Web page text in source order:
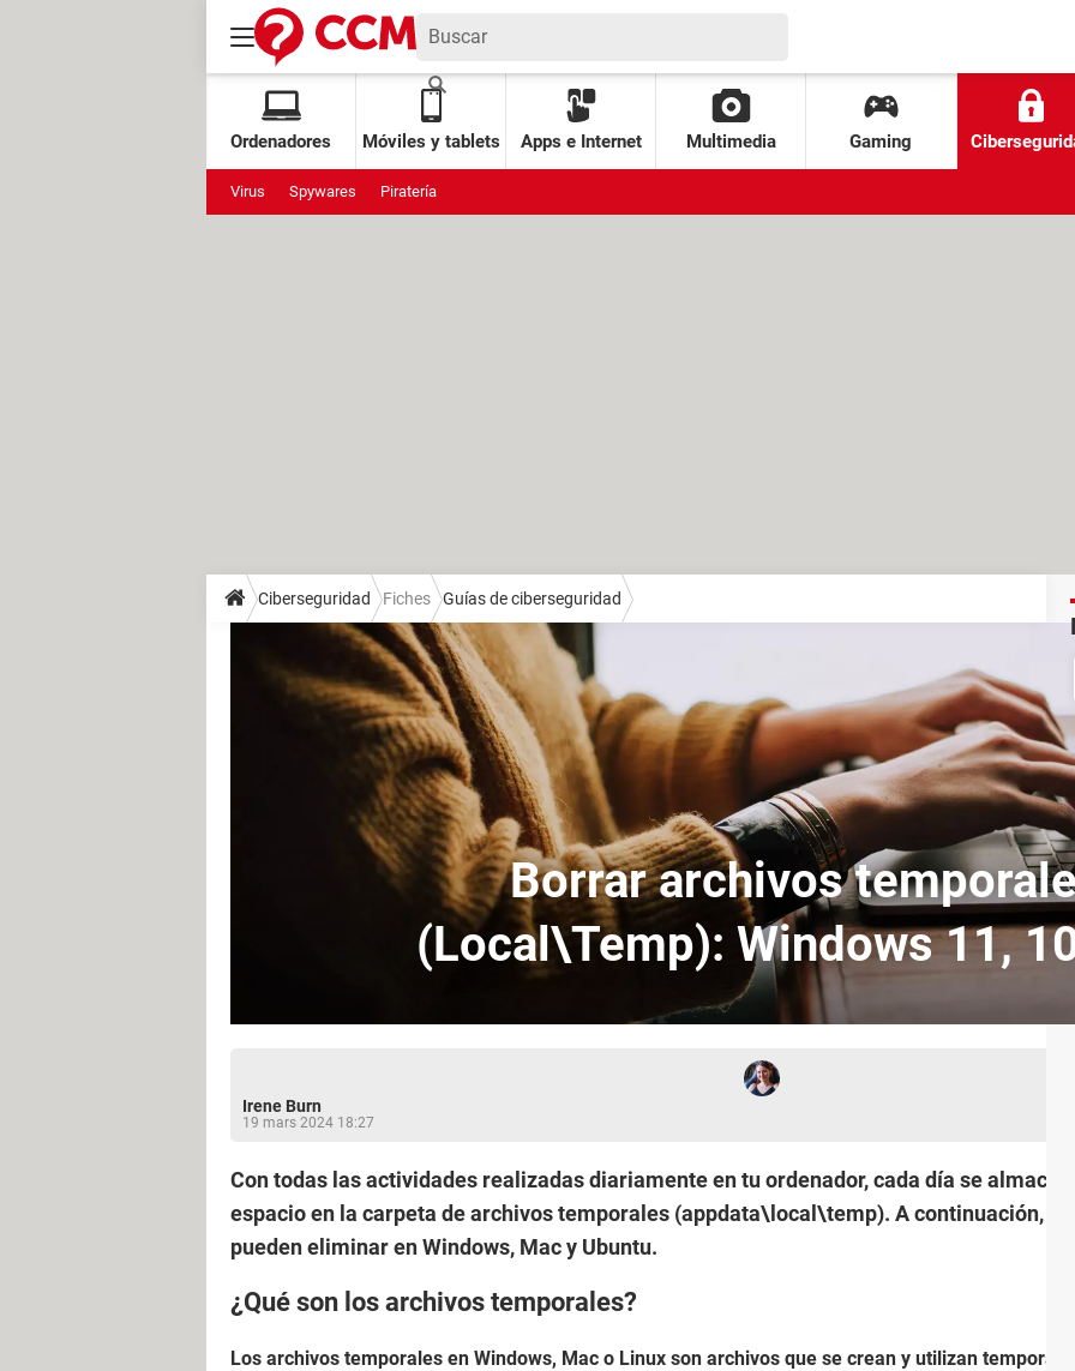
Ordenadores Móviles y tablets Apps e Internet Multimedia Gaming
Virus Spywares Piratería
Ciberseguridad Fiches Guías de ciberseguridad
Borrar archivos
(Local\Temp): Windows 11,
Irene Burn
19 mars 2024 18:27
Con todas las actividades realizadas diariamente en tu ordenador, cada día se
espacio en la carpeta de archivos temporales (appdata\local\temp). A continuación, te
pueden eliminar en Windows, Mac y Ubuntu.
¿Qué son los archivos temporales?
Los archivos temporales en Windows, Mac o Linux son archivos que se crean y utilizan